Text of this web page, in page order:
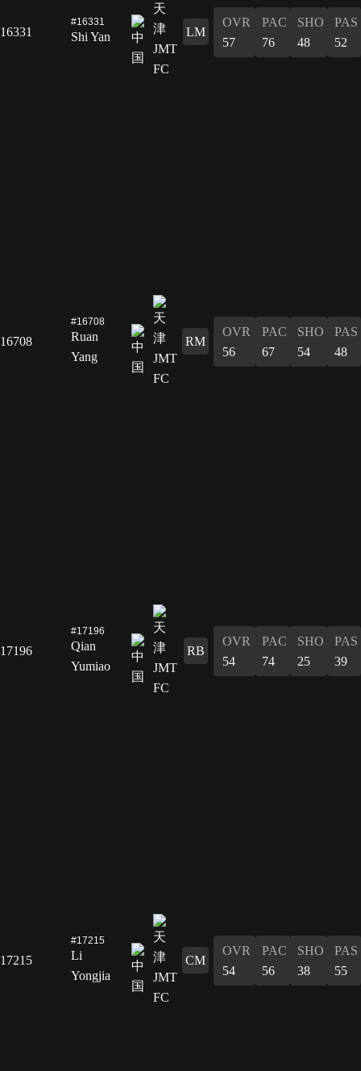
16331
#16331
Shi Yan LM
OVR
57
PAC
76
SHO
48
PAS
52
16708
#16708
Ruan
Yang
RM
OVR
56
PAC
67
SHO
54
PAS
48
17196
#17196
Qian
Yumiao
RB
OVR
54
PAC
74
SHO
25
PAS
39
17215
#17215
Li
Yongjia
CM
OVR
54
PAC
56
SHO
38
PAS
55